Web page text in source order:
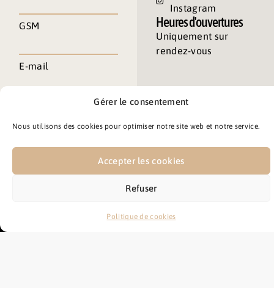
Gérer le consentement
Nous utilisons des cookies pour optimiser notre site web et notre service.
Accepter les cookies
Refuser
Politique de cookies
GSM
E-mail
Instagram
Heures d'ouvertures
Uniquement sur
rendez-vous